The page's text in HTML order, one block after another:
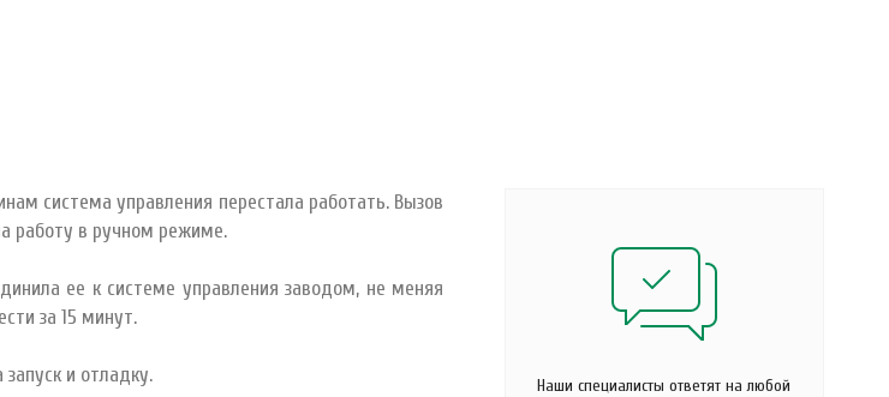
система управления перестала работать. Вызов
работу в ручном режиме.
ее к системе управления заводом, не меняя
за 15 минут.
и отладку.
Наши специалисты ответят на любой